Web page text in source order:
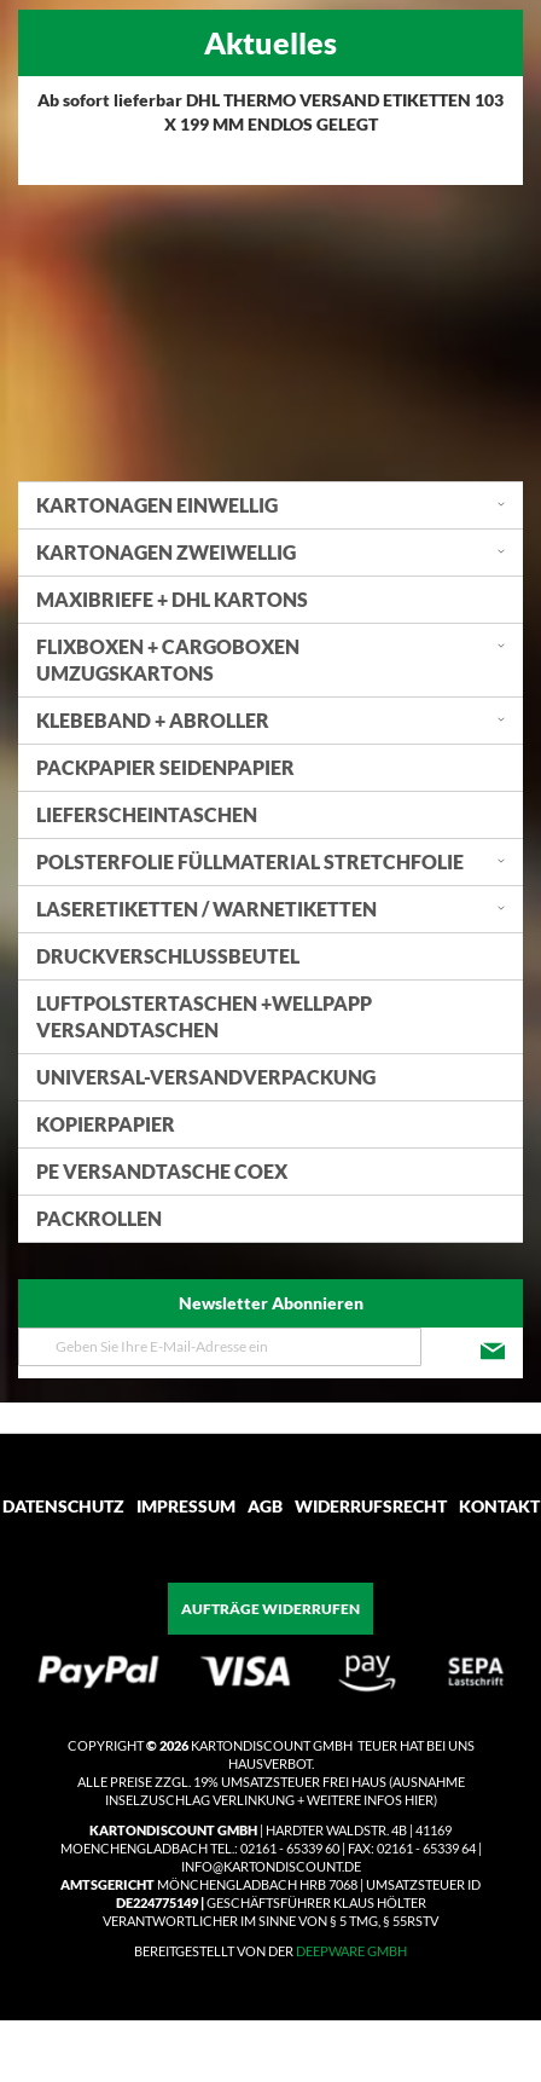
Aktuelles
Ab sofort lieferbar DHL THERMO VERSAND ETIKETTEN 103
X 199 MM ENDLOS GELEGT
KARTONAGEN EINWELLIG
KARTONAGEN ZWEIWELLIG
MAXIBRIEFE + DHL KARTONS
FLIXBOXEN + CARGOBOXEN
UMZUGSKARTONS
KLEBEBAND + ABROLLER
PACKPAPIER SEIDENPAPIER
LIEFERSCHEINTASCHEN
POLSTERFOLIE FÜLLMATERIAL STRETCHFOLIE
LASERETIKETTEN / WARNETIKETTEN
DRUCKVERSCHLUSSBEUTEL
LUFTPOLSTERTASCHEN +WELLPAPP
VERSANDTASCHEN
UNIVERSAL-VERSANDVERPACKUNG
KOPIERPAPIER
PE VERSANDTASCHE COEX
PACKROLLEN
Newsletter Abonnieren
Melden
Sie
unseren
DATENSCHUTZ
IMPRESSUM AGB WIDERRUFSRECHT KONTAKT
AUFTRÄGE WIDERRUFEN
COPYRIGHT© 2026KARTONDISCOUNT GMBH TEUER HAT BEI UNS
HAUSVERBOT.
ALLE PREISE ZZGL. 19% UMSATZSTEUER FREI HAUS(AUSNAHME
INSELZUSCHLAG VERLINKUNG + WEITERE INFOS HIER)
KARTONDISCOUNT GMBH | HARDTER WALDSTR. 4B | 41169
MOENCHENGLADBACH TEL.: 02161 - 65339 60 | FAX: 02161 - 65339 64 |
INFO@KARTONDISCOUNT.DE
AMTSGERICHT MÖNCHENGLADBACH HRB 7068 | UMSATZSTEUER ID
DE224775149 |GESCHÄFTSFÜHRER KLAUS HÖLTER
VERANTWORTLICHER IM SINNE VON § 5 TMG, § 55RSTV
BEREITGESTELLT VON DER DEEPWARE GMBH